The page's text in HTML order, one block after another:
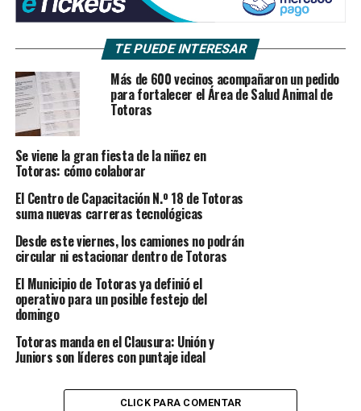
TE PUEDE INTERESAR
Más de 600 vecinos acompañaron un pedido
para fortalecer el Área de Salud Animal de
Totoras
Se viene la gran fiesta de la niñez en
Totoras: cómo colaborar
El Centro de Capacitación N.º 18 de Totoras
suma nuevas carreras tecnológicas
Desde este viernes, los camiones no podrán
circular ni estacionar dentro de Totoras
El Municipio de Totoras ya definió el
operativo para un posible festejo del
domingo
Totoras manda en el Clausura: Unión y
Juniors son líderes con puntaje ideal
CLICK PARA COMENTAR